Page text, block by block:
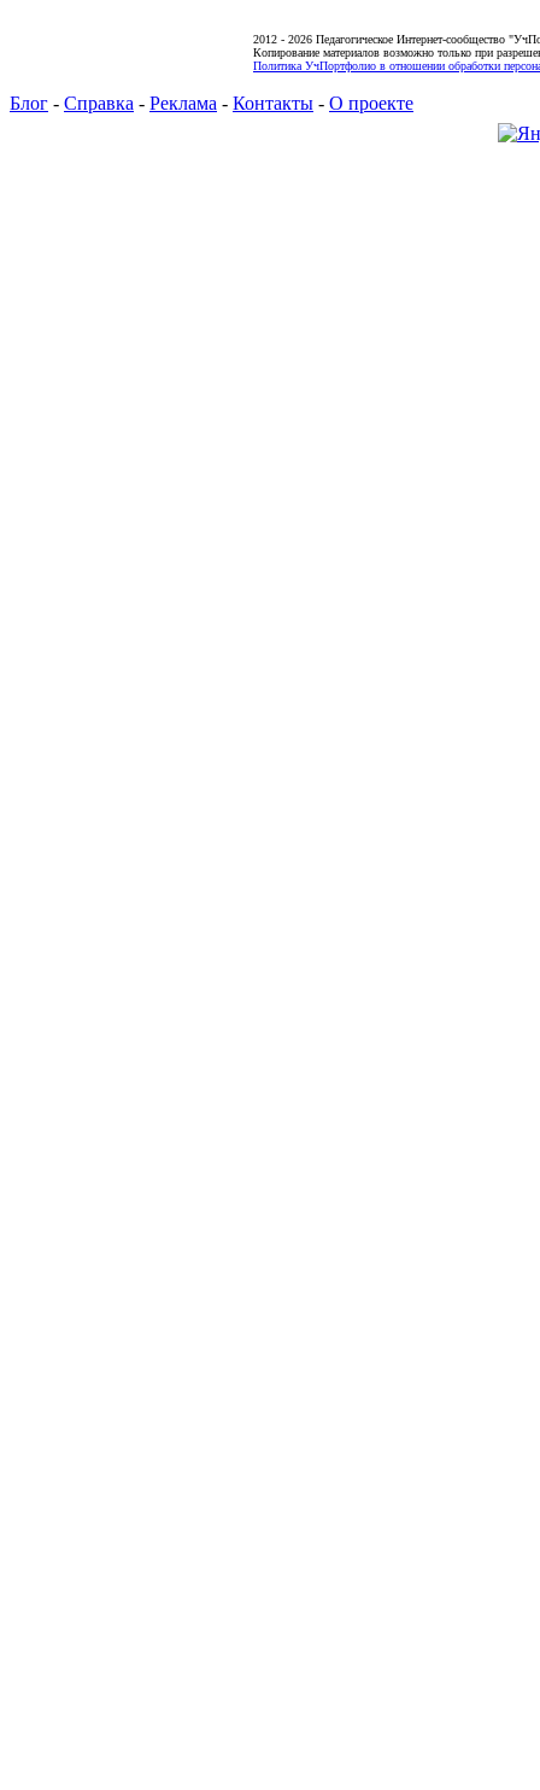
2012 - 2026 Педагогическое Интернет-сообщество
Копирование материалов возможно только при
Политика УчПортфолио в отношении обработки
Блог - Справка - Реклама - Контакты - О проекте